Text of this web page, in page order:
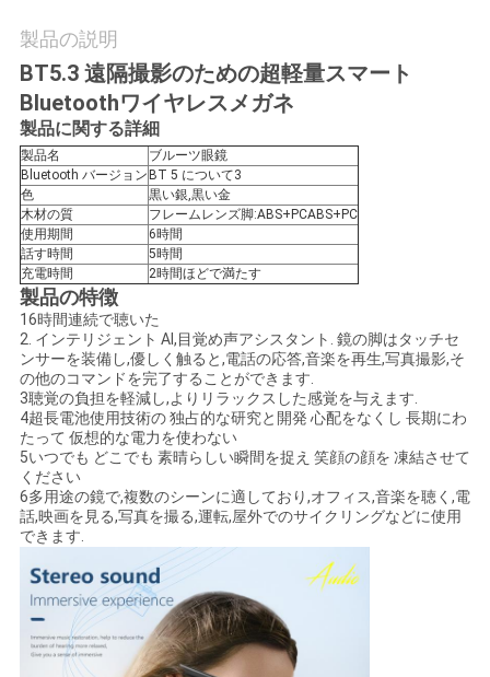
場
合
引
用
を
要
求
し
な
さ
い
SHOPPING
ONLINE
製品の説明
BT5.3 遠隔撮影のための超軽量スマート
Bluetoothワイヤレスメガネ
製品に関する詳細
製品名
ブルーツ眼鏡
Bluetooth バージョン BT 5 について3
色
黒い銀,黒い金
木材の質
フレームレンズ脚:ABS+PCABS+PC
使用期間
6時間
話す時間
5時間
充電時間
2時間ほどで満たす
製品の特徴
16時間連続で聴いた
2. インテリジェント AI,目覚め声アシスタント. 鏡の脚はタッチセ
ンサーを装備し,優しく触ると,電話の応答,音楽を再生,写真撮影,そ
の他のコマンドを完了することができます.
3聴覚の負担を軽減し,よりリラックスした感覚を与えます.
4超長電池使用技術の 独占的な研究と開発 心配をなくし 長期にわ
たって 仮想的な電力を使わない
5いつでも どこでも 素晴らしい瞬間を捉え 笑顔の顔を 凍結させて
ください
6多用途の鏡で,複数のシーンに適しており,オフィス,音楽を聴く,電
話,映画を見る,写真を撮る,運転,屋外でのサイクリングなどに使用
できます.